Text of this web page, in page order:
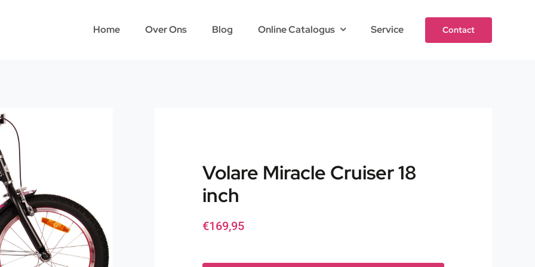
Home Over Ons Blog Online Catalogus Service Contact
Volare Miracle Cruiser 18
inch
€169,95